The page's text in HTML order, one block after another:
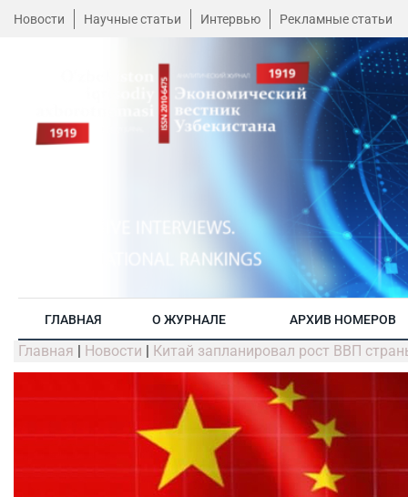
Новости Научные статьи Интервью Рекламные статьи
ГЛАВНАЯ О ЖУРНАЛЕ АРХИВ НОМЕРОВ
Главная | Новости | Китай запланировал рост ВВП